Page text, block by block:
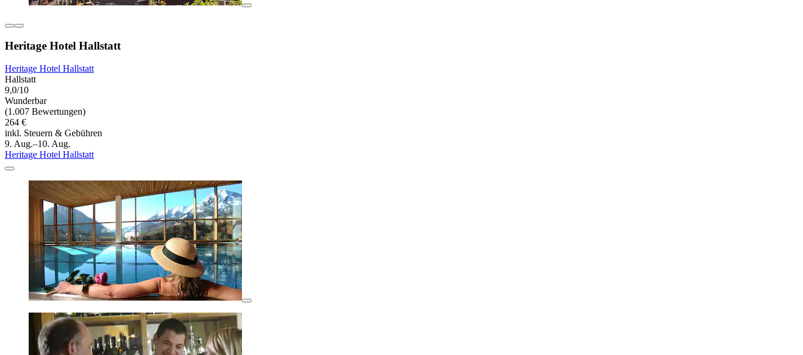
Heritage Hotel Hallstatt
Heritage Hotel Hallstatt
Hallstatt
9,0/10
Wunderbar
(1.007 Bewertungen)
264 €
inkl. Steuern & Gebühren
9. Aug.–10. Aug.
Heritage Hotel Hallstatt